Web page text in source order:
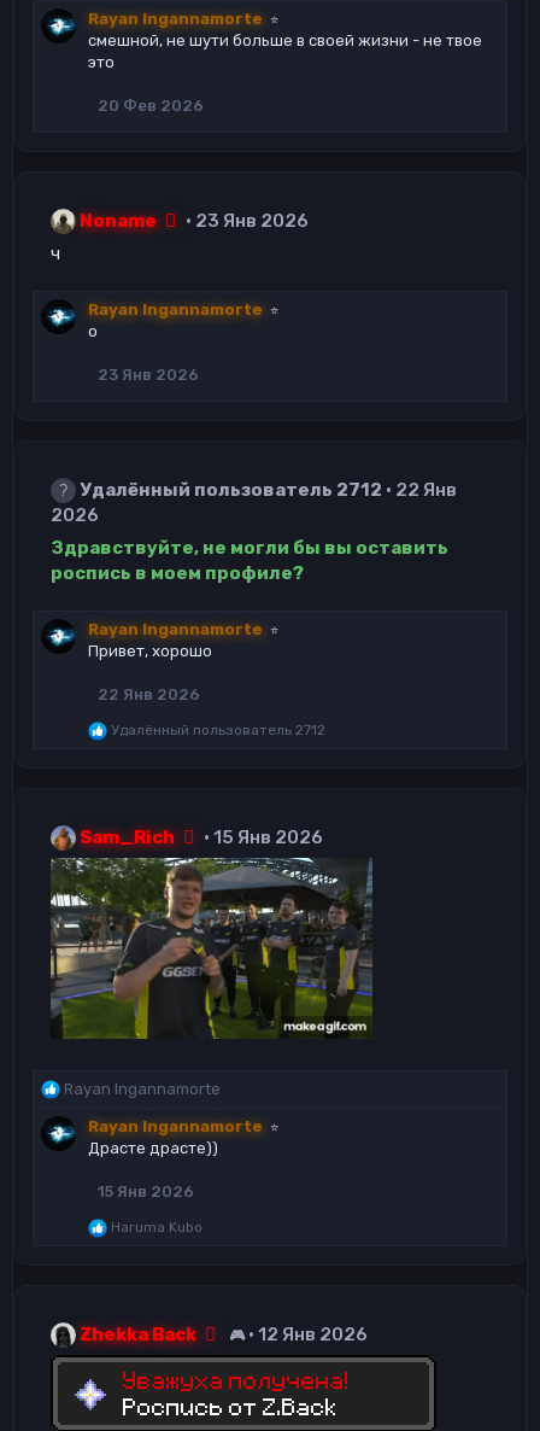
Rayan Ingannamorte ⭐
смешной, не шути больше в своей жизни - не твое
это
20 Фев 2026
Noname
23 Янв 2026
ч
Rayan Ingannamorte ⭐
о
23 Янв 2026
Удалённый пользователь 2712
22 Янв
2026
Здравствуйте, не могли бы вы оставить
роспись в моем профиле?
Rayan Ingannamorte ⭐
Привет, хорошо
22 Янв 2026
Р
и
и
:
Удалённый пользователь 2712
Sam_Rich 15 Янв 2026
Р
а
к
Rayan Ingannamorte
Rayan Ingannamorte ⭐
Драсте драсте))
15 Янв 2026
Р
и
и
:
Haruma Kubo
Zhekka Back 🎮 12 Янв 2026